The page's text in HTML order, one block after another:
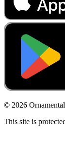
© 2026
This site is